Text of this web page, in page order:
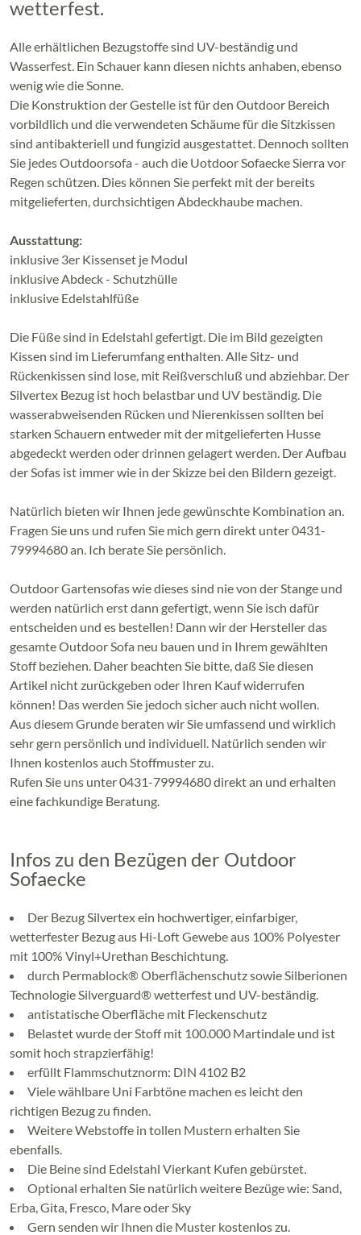
wetterfest.
Alle erhältlichen Bezugstoffe sind UV-beständig und
Wasserfest. Ein Schauer kann diesen nichts anhaben, ebenso
wenig wie die Sonne.
Die Konstruktion der Gestelle ist für den Outdoor Bereich
vorbildlich und die verwendeten Schäume für die Sitzkissen
sind antibakteriell und fungizid ausgestattet. Dennoch sollten
Sie jedes Outdoorsofa - auch die Uotdoor Sofaecke Sierra vor
Regen schützen. Dies können Sie perfekt mit der bereits
mitgelieferten, durchsichtigen Abdeckhaube machen.
Ausstattung:
inklusive 3er Kissenset je Modul
inklusive Abdeck - Schutzhülle
inklusive Edelstahlfüße
Die Füße sind in Edelstahl gefertigt. Die im Bild gezeigten
Kissen sind im Lieferumfang enthalten. Alle Sitz- und
Rückenkissen sind lose, mit Reißverschluß und abziehbar. Der
Silvertex Bezug ist hoch belastbar und UV beständig. Die
wasserabweisenden Rücken und Nierenkissen sollten bei
starken Schauern entweder mit der mitgelieferten Husse
abgedeckt werden oder drinnen gelagert werden. Der Aufbau
der Sofas ist immer wie in der Skizze bei den Bildern gezeigt.
Natürlich bieten wir Ihnen jede gewünschte Kombination an.
Fragen Sie uns und rufen Sie mich gern direkt unter 0431-
79994680 an. Ich berate Sie persönlich.
Outdoor Gartensofas wie dieses sind nie von der Stange und
werden natürlich erst dann gefertigt, wenn Sie isch dafür
entscheiden und es bestellen! Dann wir der Hersteller das
gesamte Outdoor Sofa neu bauen und in Ihrem gewählten
Stoff beziehen. Daher beachten Sie bitte, daß Sie diesen
Artikel nicht zurückgeben oder Ihren Kauf widerrufen
können! Das werden Sie jedoch sicher auch nicht wollen.
Aus diesem Grunde beraten wir Sie umfassend und wirklich
sehr gern persönlich und individuell. Natürlich senden wir
Ihnen kostenlos auch Stoffmuster zu.
Rufen Sie uns unter 0431-79994680 direkt an und erhalten
eine fachkundige Beratung.
Infos zu den Bezügen der Outdoor
Sofaecke
Der Bezug Silvertex ein hochwertiger, einfarbiger,
wetterfester Bezug aus Hi-Loft Gewebe aus 100% Polyester
mit 100% Vinyl+Urethan Beschichtung.
durch Permablock® Oberflächenschutz sowie Silberionen
Technologie Silverguard® wetterfest und UV-beständig.
antistatische Oberfläche mit Fleckenschutz
Belastet wurde der Stoff mit 100.000 Martindale und ist
somit hoch strapzierfähig!
erfüllt Flammschutznorm: DIN 4102 B2
Viele wählbare Uni Farbtöne machen es leicht den
richtigen Bezug zu finden.
Weitere Webstoffe in tollen Mustern erhalten Sie
ebenfalls.
Die Beine sind Edelstahl Vierkant Kufen gebürstet.
Optional erhalten Sie natürlich weitere Bezüge wie: Sand,
Erba, Gita, Fresco, Mare oder Sky
Gern senden wir Ihnen die Muster kostenlos zu.